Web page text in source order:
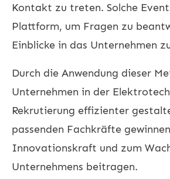
Kontakt zu treten. Solche
Plattform, um Fragen zu
Einblicke in das Unternehmen
Durch die Anwendung dieser
Unternehmen in der
Rekrutierung effizienter
passenden Fachkräfte
Innovationskraft und zum
Unternehmens beitragen.